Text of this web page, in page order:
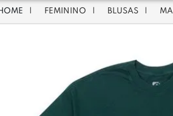
FEMININO BLUSAS